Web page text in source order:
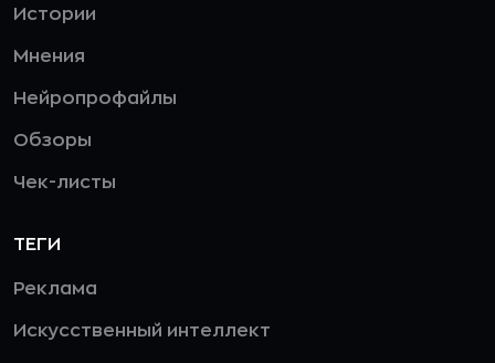
Истории
Мнения
Нейропрофайлы
Обзоры
Чек-листы
ТЕГИ
Реклама
Искусственный интеллект